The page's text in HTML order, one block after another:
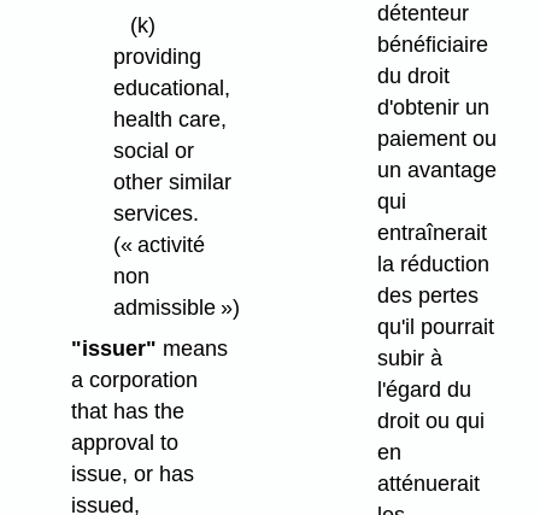
(k)
providing
educational,
health care,
social or
other similar
services.
(« activité
non
admissible »)
"issuer" means
a corporation
that has the
approval to
issue, or has
issued,
détenteur
bénéficiaire
du droit
d'obtenir un
paiement ou
un avantage
qui
entraînerait
la réduction
des pertes
qu'il pourrait
subir à
l'égard du
droit ou qui
en
atténuerait